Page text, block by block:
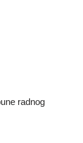
radnog